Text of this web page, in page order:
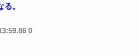
。
0